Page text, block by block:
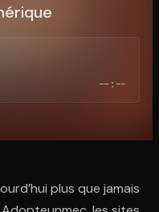
sur le code. C'est gratuit à
--:--
plus que jamais